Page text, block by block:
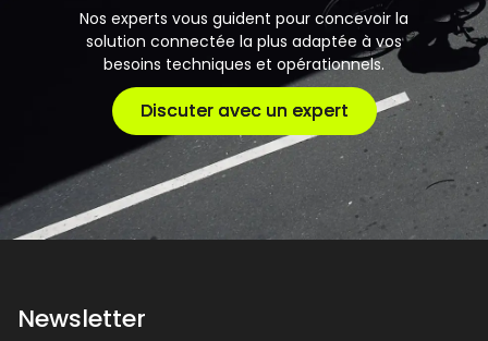
Nos experts vous guident pour concevoir la
solution connectée la plus adaptée à vos
besoins techniques et opérationnels.
Discuter avec un expert
Discuter avec un expert
Newsletter